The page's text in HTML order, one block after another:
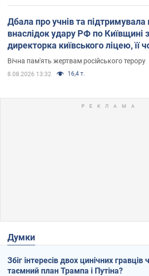
Дбала про учнів та підтримувала
внаслідок удару РФ по Київщині
директорка київського ліцею, її
Вічна пам'ять жертвам російського терору
8.08.2026 13:32 16,4 т.
Думки
Збіг інтересів двох цинічних гравців
таємний план Трампа і Путіна?